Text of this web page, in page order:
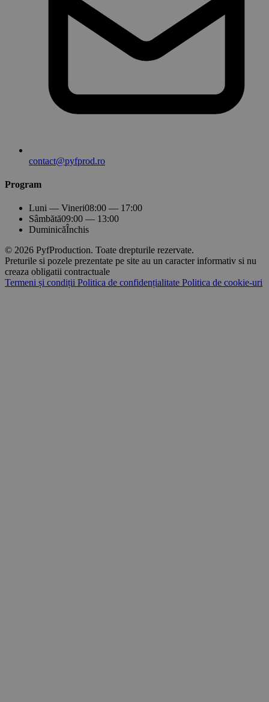
contact@pyfprod.ro
Program
Luni — Vineri08:00 — 17:00
Sâmbătă09:00 — 13:00
DuminicăÎnchis
© 2026 PyfProduction. Toate drepturile rezervate.
Preturile si pozele prezentate pe site au un caracter informativ si nu
creaza obligatii contractuale
Termeni și condiții Politica de confidențialitate Politica de cookie-uri